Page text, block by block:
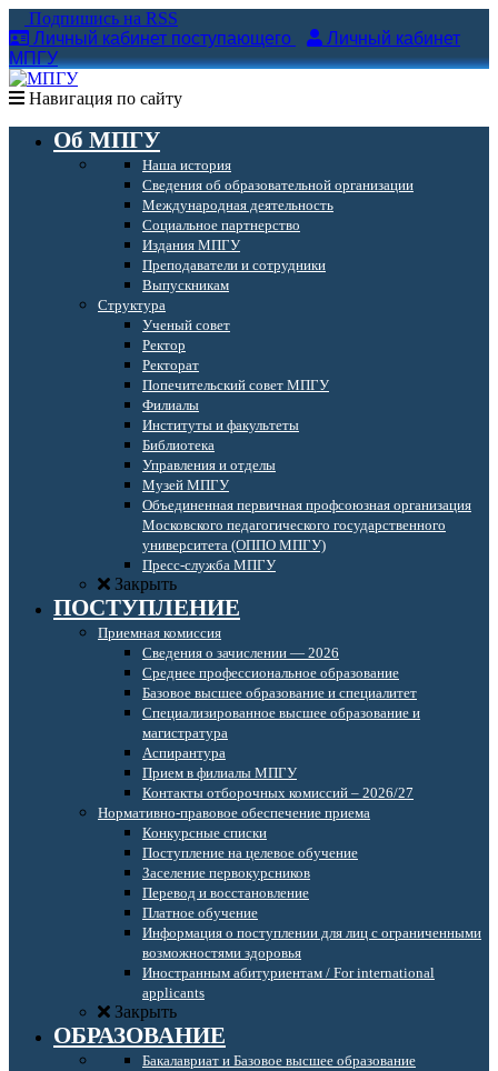
Подпишись на RSS
Личный кабинет поступающего
Личный кабинет
МПГУ
Навигация по сайту
Об МПГУ
Наша история
Сведения об образовательной организации
Международная деятельность
Социальное партнерство
Издания МПГУ
Преподаватели и сотрудники
Выпускникам
Структура
Ученый совет
Ректор
Ректорат
Попечительский совет МПГУ
Филиалы
Институты и факультеты
Библиотека
Управления и отделы
Музей МПГУ
Объединенная первичная профсоюзная организация
Московского педагогического государственного
университета (ОППО МПГУ)
Пресс-служба МПГУ
Закрыть
ПОСТУПЛЕНИЕ
Приемная комиссия
Сведения о зачислении — 2026
Среднее профессиональное образование
Базовое высшее образование и специалитет
Специализированное высшее образование и
магистратура
Аспирантура
Прием в филиалы МПГУ
Контакты отборочных комиссий – 2026/27
Нормативно-правовое обеспечение приема
Конкурсные списки
Поступление на целевое обучение
Заселение первокурсников
Перевод и восстановление
Платное обучение
Информация о поступлении для лиц с ограниченными
возможностями здоровья
Иностранным абитуриентам / For international
applicants
Закрыть
ОБРАЗОВАНИЕ
Бакалавриат и Базовое высшее образование